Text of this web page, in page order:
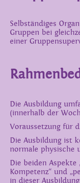
Selbständiges
Gruppen bei
einer
Die Ausbildung
(innerhalb der
Voraussetzung für
Die Ausbildung ist
normale physische
Die beiden
Kompetenz“ und
in dieser